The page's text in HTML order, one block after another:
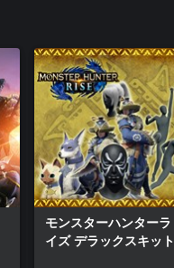
モンスターハンターラ
イズ デラックスキット